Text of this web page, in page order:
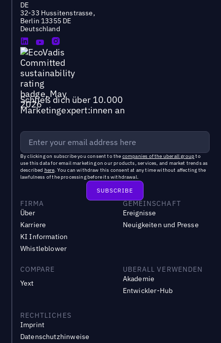
DE
32-33 Hussitenstrasse,
Berlin 13355 DE
Deutschland
Schließ dich über 10.000
Marketingexpert:innen an
By clicking on subscribe you consent to the companies of the uberall groupto
use this data for email marketing on our products, services, and market trends as
described here. You can withdraw this consent at any time without affecting the
lawfulness of the processing before its withdrawal.
FIRMA
Über
Karriere
KI Information
Whistleblower
GEMEINSCHAFT
Ereignisse
Neuigkeiten und Presse
COMPARE
Yext
UBERALL VERWENDEN
Akademie
Entwickler-Hub
RECHTLICHES
Imprint
Datenschutzhinweise